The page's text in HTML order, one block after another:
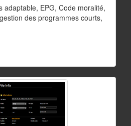
adaptable, EPG, Code moralité,
des programmes courts,